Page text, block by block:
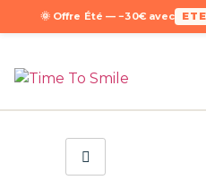
🌞 Offre Été — −30€ avec